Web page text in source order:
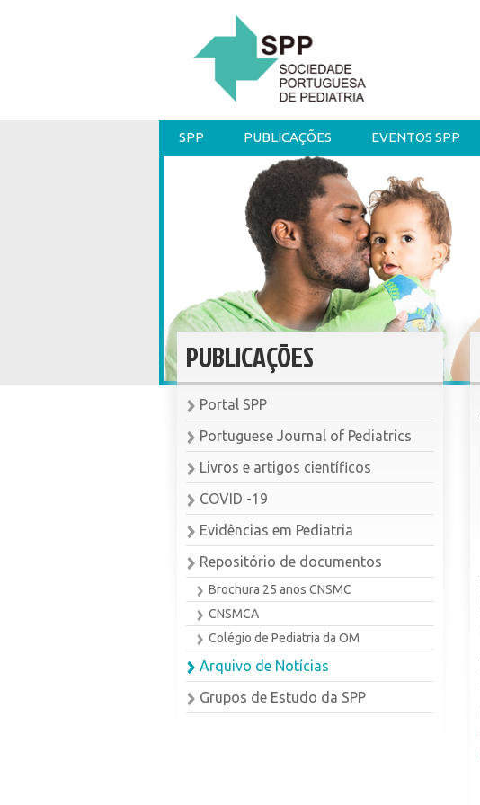
SPP PUBLICAÇÕES EVENTOS SPP
PUBLICAÇÕES
Portal SPP
Portuguese Journal of Pediatrics
Livros e artigos científicos
COVID -19
Evidências em Pediatria
Repositório de documentos
Brochura 25 anos CNSMC
CNSMCA
Colégio de Pediatria da OM
Arquivo de Notícias
Grupos de Estudo da SPP